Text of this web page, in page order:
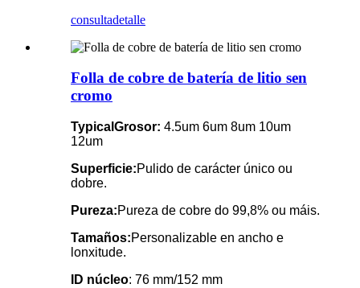
consultadetalle
Folla de cobre de batería de litio sen
cromo
Typical Grosor: 4.5um 6um 8um 10um
12um
Superficie:Pulido de carácter único ou
dobre.
Pureza:Pureza de cobre do 99,8% ou máis.
Tamaños:Personalizable en ancho e
lonxitude.
ID núcleo: 76 mm/152 mm